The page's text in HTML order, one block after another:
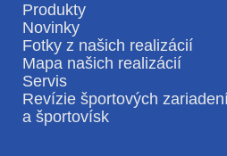
Produkty
Novinky
Fotky z našich realizácií
Mapa našich realizácií
Servis
Revízie športových zariadení
a športovísk